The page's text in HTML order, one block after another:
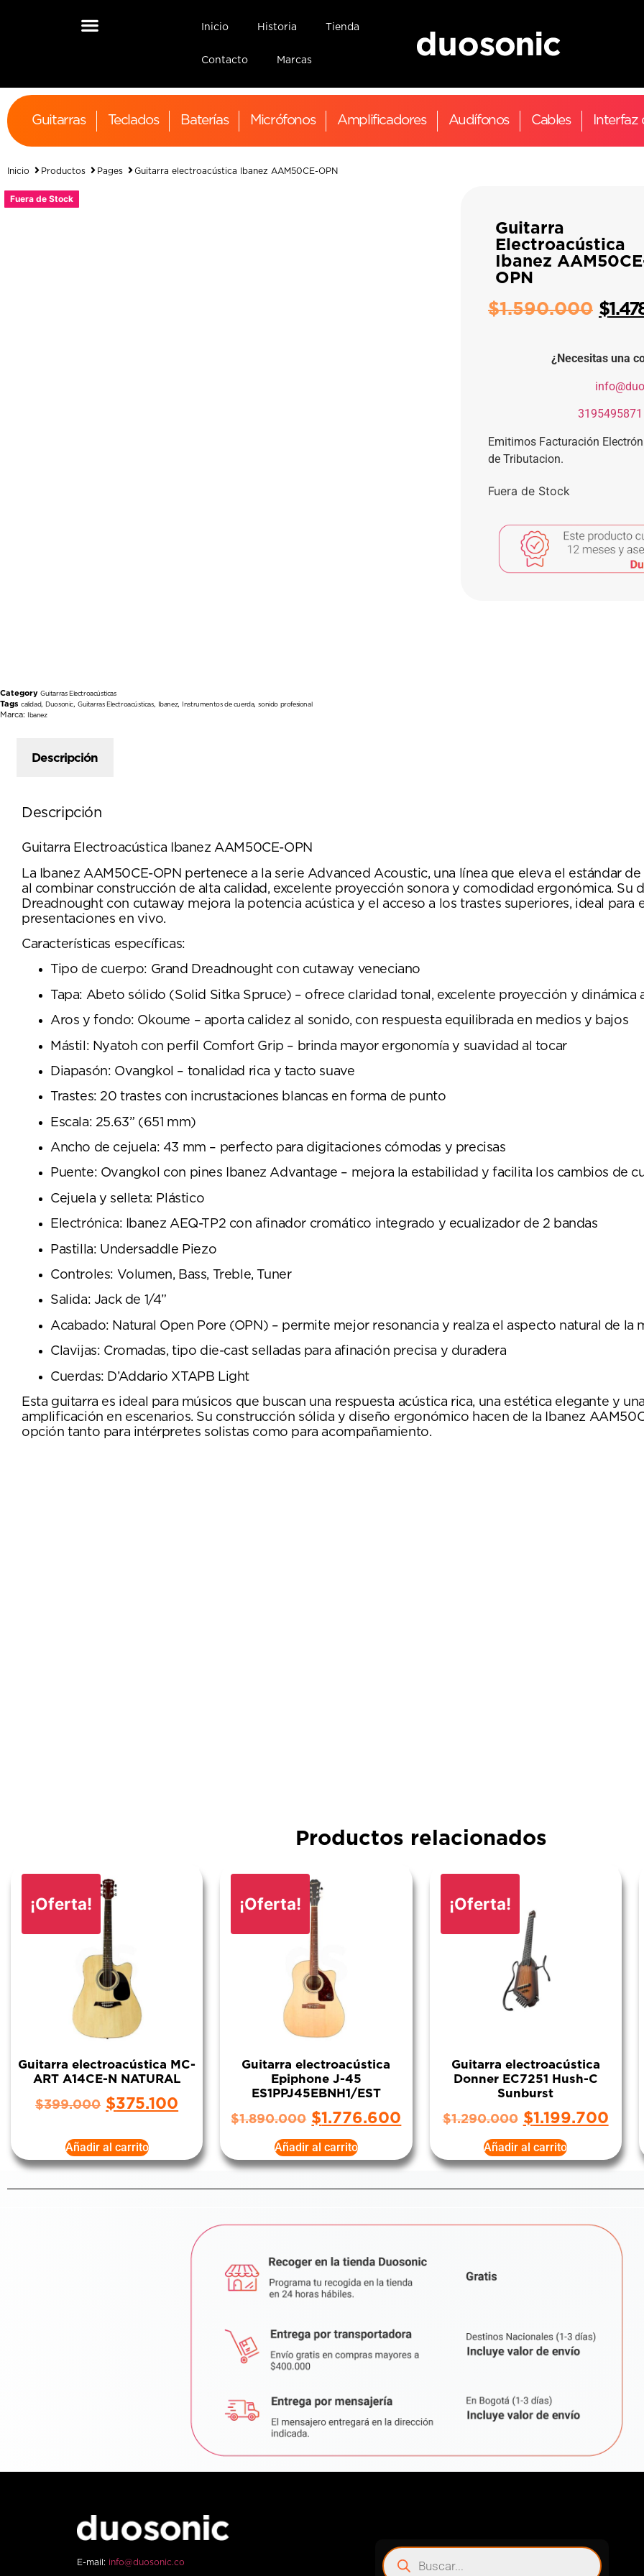
Inicio Historia Tienda
Contacto Marcas
Guitarras Teclados Baterías Micrófonos Amplificadores Audífonos Cables Interfaz
Inicio Productos Pages Guitarra electroacústica Ibanez AAM50CE-OPN
Fuera de Stock
Category Guitarras Electroacústicas
Tags calidad,Duosonic,Guitarras Electroacústicas, Ibanez, Instrumentos de cuerda,sonido profesional
Marca: Ibanez
Guitarra
Electroacústica
Ibanez
OPN
$1.590.000 $
¿Necesitas una
Emitimos Facturación
de Tributacion.
Fuera de Stock
Descripción
Descripción
Guitarra Electroacústica Ibanez AAM50CE-OPN
La Ibanez AAM50CE-OPN pertenece a la serie Advanced Acoustic, una línea que eleva el estándar
al combinar construcción de alta calidad, excelente proyección sonora y comodidad ergonómica. Su
Dreadnought con cutaway mejora la potencia acústica y el acceso a los trastes superiores, ideal para
presentaciones en vivo.
Características específicas:
Tipo de cuerpo: Grand Dreadnought con cutaway veneciano
Tapa: Abeto sólido (Solid Sitka Spruce) – ofrece claridad tonal, excelente proyección y dinámica
Aros y fondo: Okoume – aporta calidez al sonido, con respuesta equilibrada en medios y bajos
Mástil: Nyatoh con perfil Comfort Grip – brinda mayor ergonomía y suavidad al tocar
Diapasón: Ovangkol – tonalidad rica y tacto suave
Trastes: 20 trastes con incrustaciones blancas en forma de punto
Escala: 25.63” (651 mm)
Ancho de cejuela: 43 mm – perfecto para digitaciones cómodas y precisas
Puente: Ovangkol con pines Ibanez Advantage – mejora la estabilidad y facilita los cambios de
Cejuela y selleta: Plástico
Electrónica: Ibanez AEQ-TP2 con afinador cromático integrado y ecualizador de 2 bandas
Pastilla: Undersaddle Piezo
Controles: Volumen, Bass, Treble, Tuner
Salida: Jack de 1/4”
Acabado: Natural Open Pore (OPN) – permite mejor resonancia y realza el aspecto natural de la
Clavijas: Cromadas, tipo die-cast selladas para afinación precisa y duradera
Cuerdas: D’Addario XTAPB Light
Esta guitarra es ideal para músicos que buscan una respuesta acústica rica, una estética elegante y
amplificación en escenarios. Su construcción sólida y diseño ergonómico hacen de la Ibanez
opción tanto para intérpretes solistas como para acompañamiento.
Productos relacionados
¡Oferta!
Guitarra electroacústica MC-
ART A14CE-N NATURAL
$399.000 $375.100
Añadir al carrito
¡Oferta!
Guitarra electroacústica
Epiphone J-45
ES1PPJ45EBNH1/EST
$1.890.000 $1.776.600
Añadir al carrito
¡Oferta!
Guitarra electroacústica
Donner EC7251 Hush-C
Sunburst
$1.290.000 $1.199.700
Añadir al carrito
E-mail: info@duosonic.co